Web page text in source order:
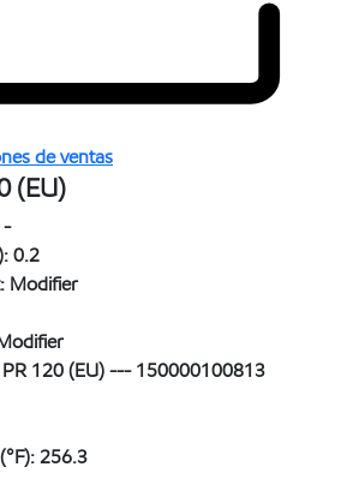
de ventas
(EU)
-
0.2
Modifier
PR 120 (EU) --- 150000100813
256.3